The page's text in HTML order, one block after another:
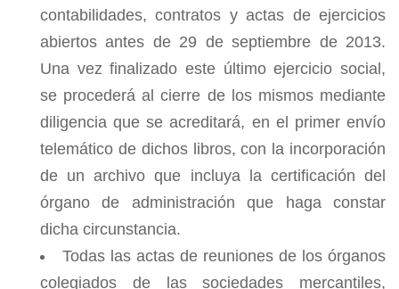
contabilidades, contratos y actas de ejercicios
abiertos antes de 29 de septiembre de 2013.
Una vez finalizado este último ejercicio social,
se procederá al cierre de los mismos mediante
diligencia que se acreditará, en el primer envío
telemático de dichos libros, con la incorporación
de un archivo que incluya la certificación del
órgano de administración que haga constar
dicha circunstancia.
Todas las actas de reuniones de los órganos
colegiados de las sociedades mercantiles,